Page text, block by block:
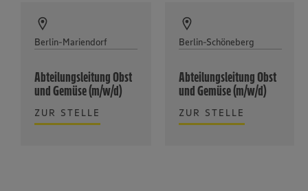
Berlin-Mariendorf
Abteilungsleitung Obst
und Gemüse (m/w/d)
ZUR STELLE
Berlin-Schöneberg
Abteilungsleitung Obst
und Gemüse (m/w/d)
ZUR STELLE